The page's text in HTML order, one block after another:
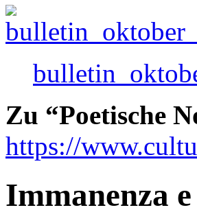
Zu “Poetische
https://
Immanenza